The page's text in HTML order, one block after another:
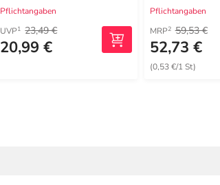
Pflichtangaben
UVP1 23,49 €
20,99 €
Pflichtangaben
MRP2 59,53 €
52,73 €
(0,53 €/1 St)